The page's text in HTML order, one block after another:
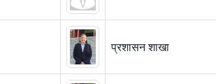
प्रशासन शाखा